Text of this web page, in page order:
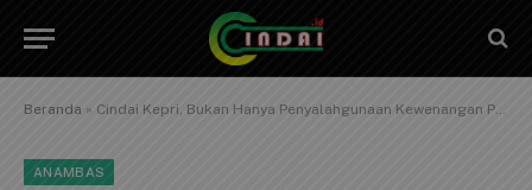
Beranda » Cindai Kepri, Bukan Hanya Penyalahgunaan Kewenangan Pejabat Anambas, Ada Indikasi Lain
ANAMBAS